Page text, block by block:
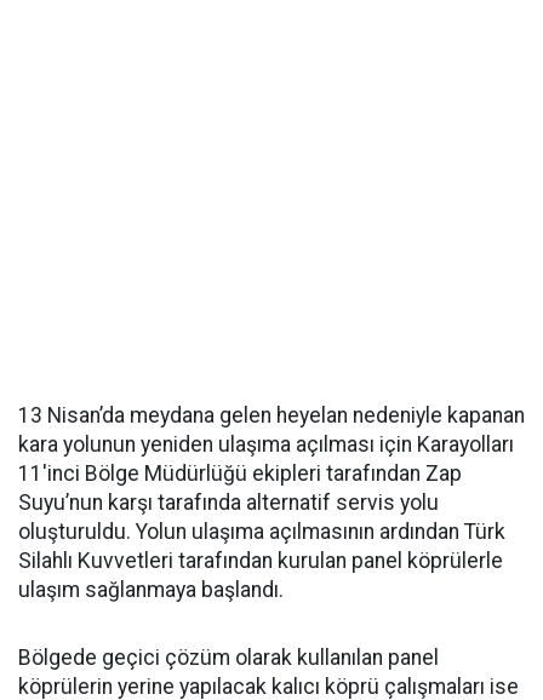
13 Nisan’da meydana gelen heyelan nedeniyle kapanan
kara yolunun yeniden ulaşıma açılması için Karayolları
11'inci Bölge Müdürlüğü ekipleri tarafından Zap
Suyu’nun karşı tarafında alternatif servis yolu
oluşturuldu. Yolun ulaşıma açılmasının ardından Türk
Silahlı Kuvvetleri tarafından kurulan panel köprülerle
ulaşım sağlanmaya başlandı.
Bölgede geçici çözüm olarak kullanılan panel
köprülerin yerine yapılacak kalıcı köprü çalışmaları ise